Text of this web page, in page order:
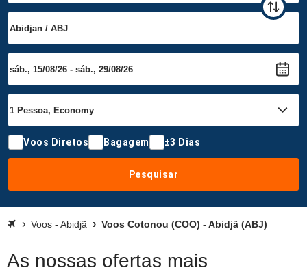
Voos Diretos Bagagem ±3 Dias
Pesquisar
Voos - Abidjã Voos Cotonou (COO) - Abidjã (ABJ)
As nossas ofertas mais